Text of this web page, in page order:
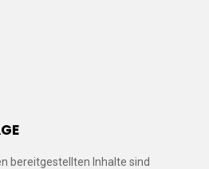
bereitgestellten Inhalte sind